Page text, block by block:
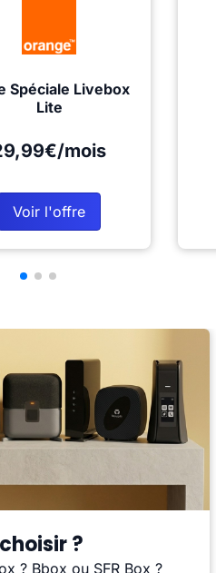
Spéciale Livebox
Lite
mois
Voir l'offre
?
? Bbox ou SFR Box ?